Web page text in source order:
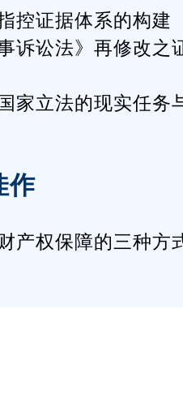
控证据体系的构建
讼法》再修改之
家立法的现实任务
作
产权保障的三种方